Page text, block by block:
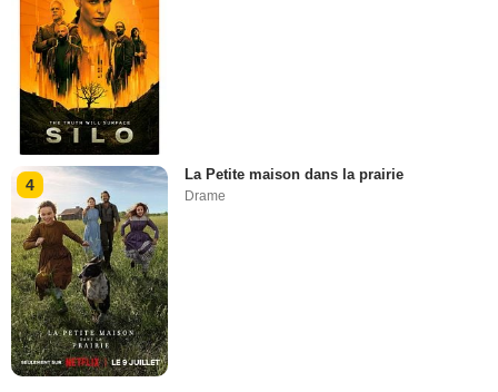
4
La Petite maison dans la prairie
Drame